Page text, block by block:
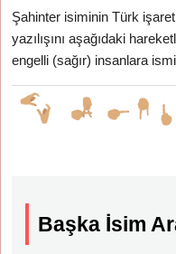
Şahinter isiminin Türk
yazılışını aşağıdaki
engelli (sağır) insanlara
Başka İsim